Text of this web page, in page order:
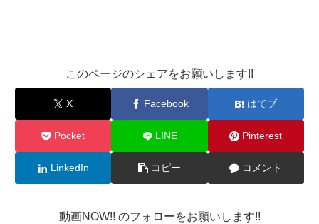
このページのシェアをお願いします!!
X Facebook はてブ
Pocket LINE Pinterest
LinkedIn コピー コメント
動画NOW!! のフォローをお願いします!!